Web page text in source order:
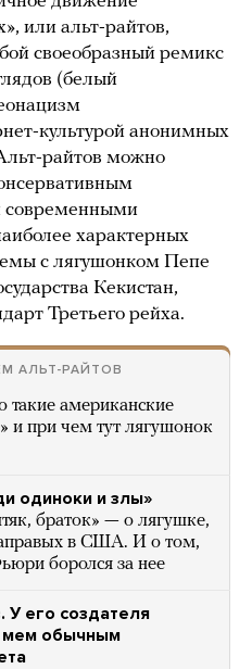
или альт-райтов,
своеобразный ремикс
(белый
культурой анонимных
райтов можно
современными
характерных
с лягушонком Пепе
Кекистан,
Третьего рейха.
АЛЬТ-РАЙТОВ
такие американские
и при чем тут лягушонок
одиноки и злы»
браток» — о лягушке,
в США. И о том,
боролся за нее
его создателя
мем обычным